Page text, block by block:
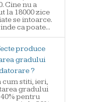
Cine nu a
la 18000 zice
se intoarce.
ca poate...
produce
gradului
?
cum stiti, ieri,
gradului
pentru